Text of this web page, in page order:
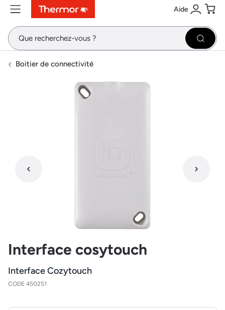
ContenuMenuRecherche Aide
Se
Boitier de connectivité
Interface cosytouch
Interface Cozytouch
CODE 450251